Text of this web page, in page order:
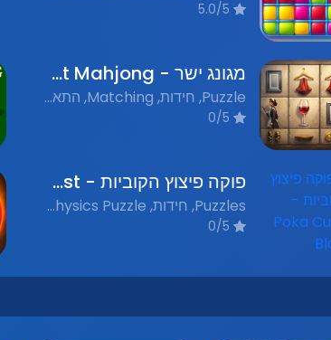
מגונג ישר - Straight Mahjong
Puzzle, חידות, Matching, התאמה, Flash Games, משחקי פלאש נוסטלגים
פוקה פיצוץ הקוביות - Poka Cube Blast
Puzzles, חידות, Physics Puzzle, פיזיקה, Color Matching, התאמת צבעים, Nostalgic Flash Games, משחקי פלאש נוסטלגים